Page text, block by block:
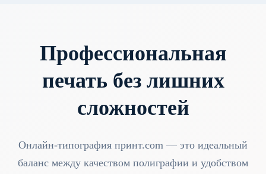
Профессиональная
печать без лишних
сложностей
Онлайн-типография принт.com — это идеальный
баланс между качеством полиграфии и удобством